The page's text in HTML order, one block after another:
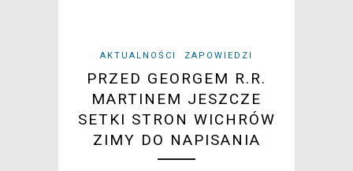
AKTUALNOŚCI ZAPOWIEDZI
PRZED GEORGEM R.R.
MARTINEM JESZCZE
SETKI STRON WICHRÓW
ZIMY DO NAPISANIA